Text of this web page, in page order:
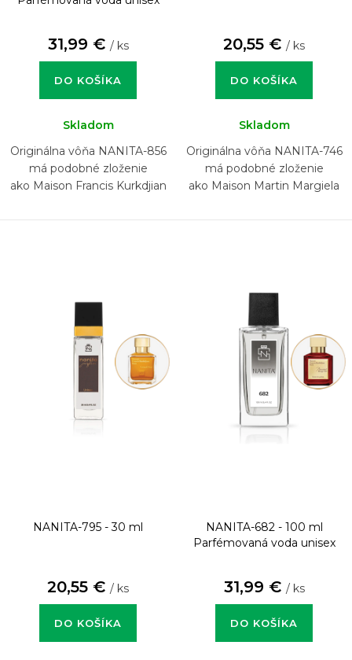
31,99 € / ks
DO KOŠÍKA
Skladom
Originálna vôňa NANITA-856
má podobné zloženie
ako Maison Francis Kurkdjian
20,55 € / ks
DO KOŠÍKA
Skladom
Originálna vôňa NANITA-746
má podobné zloženie
ako Maison Martin Margiela
NANITA-795 - 30 ml
20,55 € / ks
DO KOŠÍKA
NANITA-682 - 100 ml
Parfémovaná voda unisex
31,99 € / ks
DO KOŠÍKA